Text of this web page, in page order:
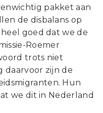
pakket aan
de disbalans op
goed dat we de
Roemer
trots niet
daarvoor zijn de
Hun
we dit in Nederland